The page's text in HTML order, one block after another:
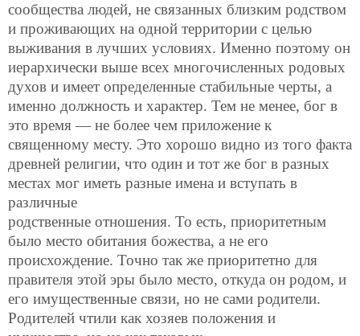
сообщества людей, не связанных близким родством
и проживающих на одной территории с целью
выживания в лучших условиях. Именно поэтому он
иерархически выше всех многочисленных родовых
духов и имеет определенные стабильные черты, а
именно должность и характер. Тем не менее, бог в
это время — не более чем приложение к
священному месту. Это хорошо видно из того факта
древней религии, что один и тот же бог в разных
местах мог иметь разные имена и вступать в
различные
родственные отношения. То есть, приоритетным
было место обитания божества, а не его
происхождение. Точно так же приоритетно для
правителя этой эры было место, откуда он родом, и
его имущественные связи, но не сами родители.
Родителей чтили как хозяев положения и